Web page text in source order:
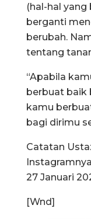
(hal-hal yang
berganti
berubah.
tentang
“Apabila
berbuat baik
kamu
bagi dirimu
Catatan
27 Januari
[Wnd]